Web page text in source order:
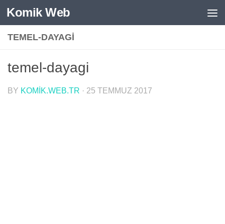
Skip to content
Komik Web
TEMEL-DAYAGI
temel-dayagi
BY KOMIK.WEB.TR · 25 TEMMUZ 2017